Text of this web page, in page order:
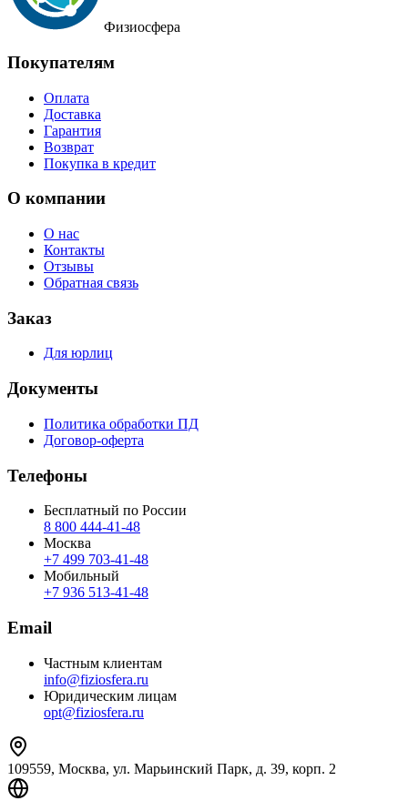
Физиосфера
Покупателям
Оплата
Доставка
Гарантия
Возврат
Покупка в кредит
О компании
О нас
Контакты
Отзывы
Обратная связь
Заказ
Для юрлиц
Документы
Политика обработки ПД
Договор-оферта
Телефоны
Бесплатный по России
8 800 444‑41‑48
Москва
+7 499 703‑41‑48
Мобильный
+7 936 513‑41‑48
Email
Частным клиентам
info@fiziosfera.ru
Юридическим лицам
opt@fiziosfera.ru
109559, Москва, ул. Марьинский Парк, д. 39, корп. 2